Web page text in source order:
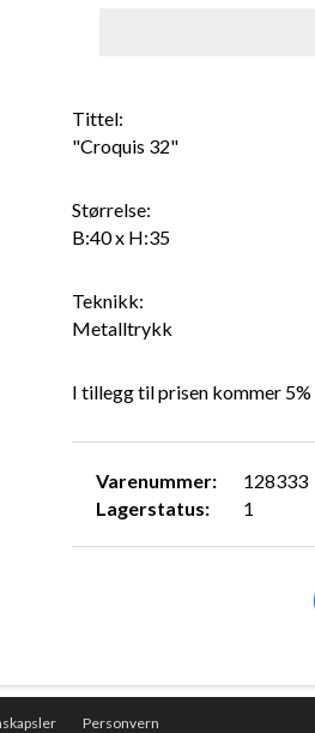
Varenummer:
128333
Lagerstatus:
1
Tittel:
"Croquis 32"
Størrelse:
B:40 x H:35
Teknikk:
Metalltrykk
I tillegg til prisen kommer
Personvern